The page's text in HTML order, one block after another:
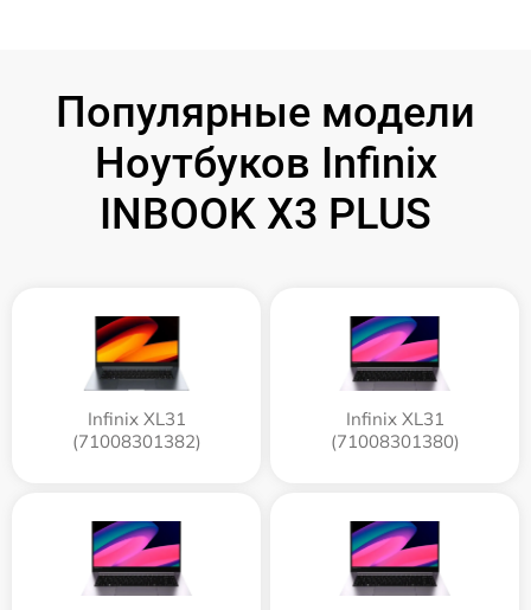
Популярные модели
Ноутбуков Infinix
INBOOK X3 PLUS
Infinix XL31
(71008301382)
Infinix XL31
(71008301380)